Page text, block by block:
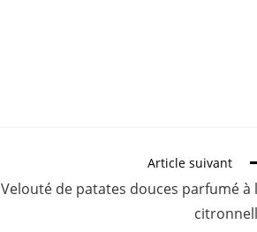
Article suivant
Velouté de patates douces parfumé à